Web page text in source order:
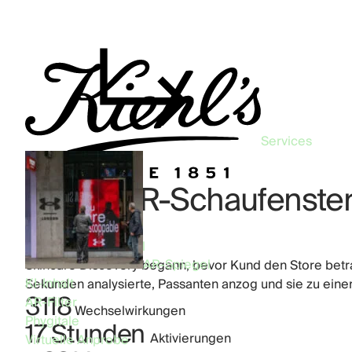
Services
AR-Spiegel
KI-Inhalt
AR-Filter
Phygitale
Virtuelle Anprobe
Kiehl’s AR-
Industry:Beauty
Product:AR-Spiegel
Skincare Discovery begann, bevor Kund den Store
Sekunden analysierte, Passanten anzog und sie zu
3118Wechselwirkungen
17 Stunden Aktivierungen